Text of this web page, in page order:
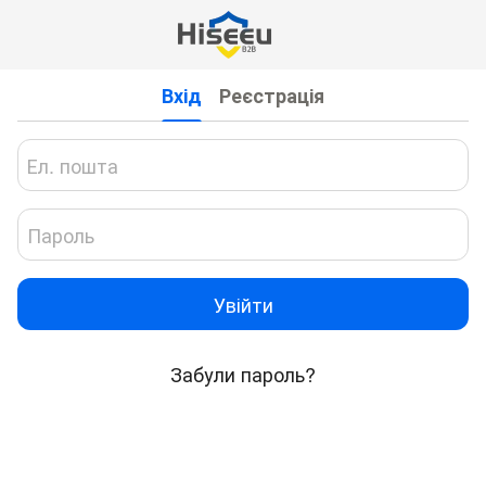
Вхід Реєстрація
Увійти
Забули пароль?